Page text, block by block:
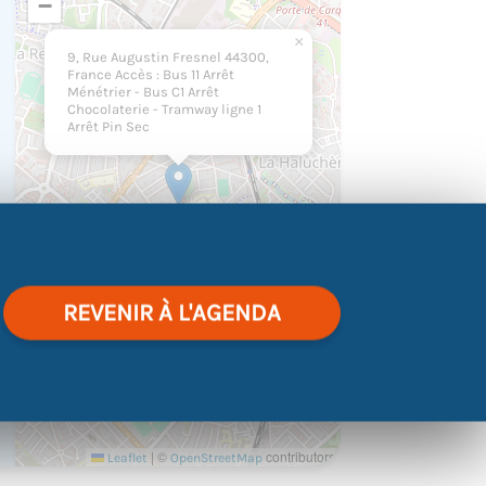
REVENIR À L'AGENDA
9, Rue Augustin Fresnel 44300,
France Accès : Bus 11 Arrêt
Ménétrier - Bus C1 Arrêt
Chocolaterie - Tramway ligne 1
Arrêt Pin Sec
×
−
Leaflet | © OpenStreetMap contributors